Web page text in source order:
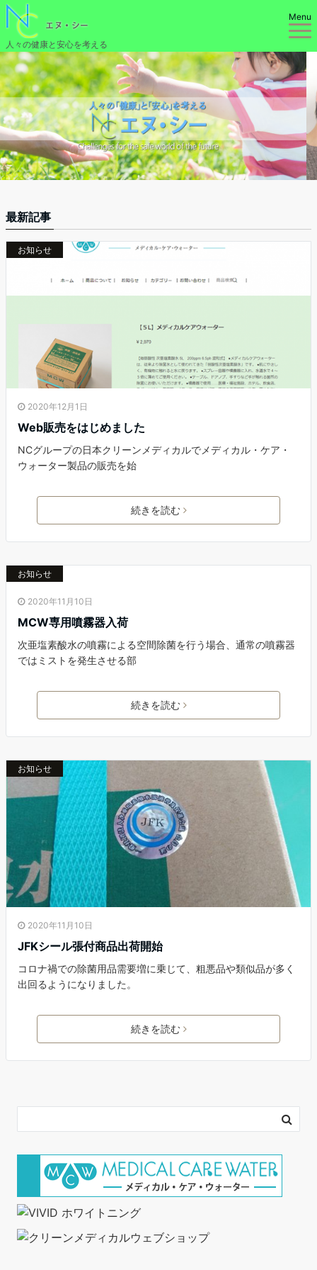
人々の健康と安心を考える
Menu
最新記事
お知らせ
2020年12月1日
Web販売をはじめました
NCグループの日本クリーンメディカルでメディカル・ケア・
ウォーター製品の販売を始
続きを読む
お知らせ
2020年11月10日
MCW専用噴霧器入荷
次亜塩素酸水の噴霧による空間除菌を行う場合、通常の噴霧器
ではミストを発生させる部
続きを読む
お知らせ
2020年11月10日
JFKシール張付商品出荷開始
コロナ禍での除菌用品需要増に乗じて、粗悪品や類似品が多く
出回るようになりました。
続きを読む